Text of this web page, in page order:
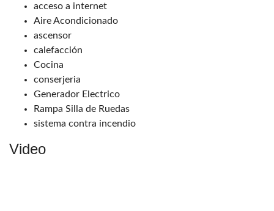
acceso a internet
Aire Acondicionado
ascensor
calefacción
Cocina
conserjeria
Generador Electrico
Rampa Silla de Ruedas
sistema contra incendio
Video